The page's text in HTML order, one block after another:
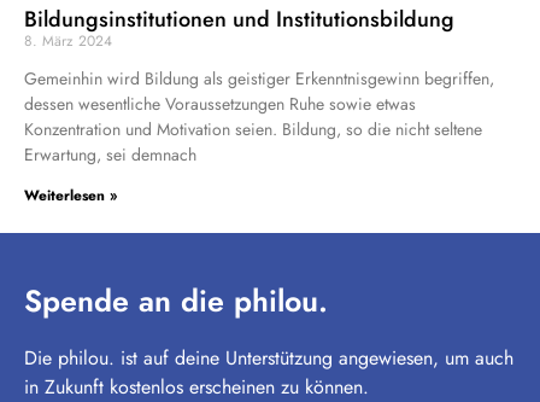
Bildungsinstitutionen und Institutionsbildung
8. März 2024
Gemeinhin wird Bildung als geistiger Erkenntnisgewinn begriffen,
dessen wesentliche Voraussetzungen Ruhe sowie etwas
Konzentration und Motivation seien. Bildung, so die nicht seltene
Erwartung, sei demnach
Weiterlesen »
Spende an die philou.
Die philou. ist auf deine Unterstützung angewiesen, um auch
in Zukunft kostenlos erscheinen zu können.